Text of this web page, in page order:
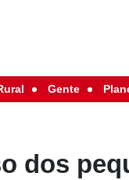
Gente
dos